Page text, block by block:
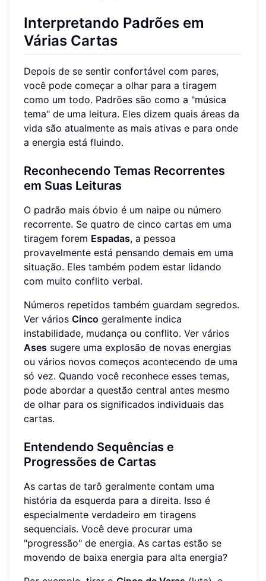
Interpretando Padrões em
Várias Cartas
Depois de se sentir confortável com pares,
você pode começar a olhar para a tiragem
como um todo. Padrões são como a "música
tema" de uma leitura. Eles dizem quais áreas da
vida são atualmente as mais ativas e para onde
a energia está fluindo.
Reconhecendo Temas Recorrentes
em Suas Leituras
O padrão mais óbvio é um naipe ou número
recorrente. Se quatro de cinco cartas em uma
tiragem forem Espadas, a pessoa
provavelmente está pensando demais em uma
situação. Eles também podem estar lidando
com muito conflito verbal.
Números repetidos também guardam segredos.
Ver vários Cinco geralmente indica
instabilidade, mudança ou conflito. Ver vários
Ases sugere uma explosão de novas energias
ou vários novos começos acontecendo de uma
só vez. Quando você reconhece esses temas,
pode abordar a questão central antes mesmo
de olhar para os significados individuais das
cartas.
Entendendo Sequências e
Progressões de Cartas
As cartas de tarô geralmente contam uma
história da esquerda para a direita. Isso é
especialmente verdadeiro em tiragens
sequenciais. Você deve procurar uma
"progressão" de energia. As cartas estão se
movendo de baixa energia para alta energia?